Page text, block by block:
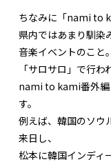
ちなみに「nami to
県内ではあまり馴染
音楽イベントのこと。
「サロサロ」で行わ
nami to kami番外編
す。
例えば、韓国のソウ
来日し、
松本に韓国インディ